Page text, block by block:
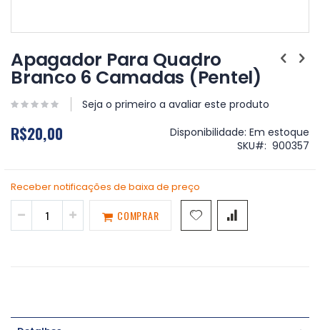
para
o
início
Galeria
imagens
Apagador Para Quadro
Branco 6 Camadas (Pentel)
Seja o primeiro a avaliar este produto
R$20,00 Disponibilidade: Em estoque
SKU
900357
Receber notificações de baixa de preço
COMPRAR